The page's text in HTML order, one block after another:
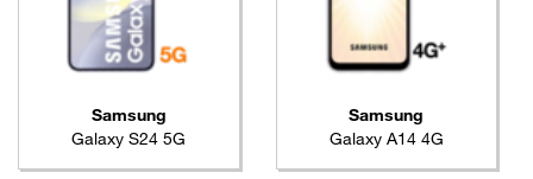
Samsung
Galaxy S24 5G
Samsung
Galaxy A14 4G